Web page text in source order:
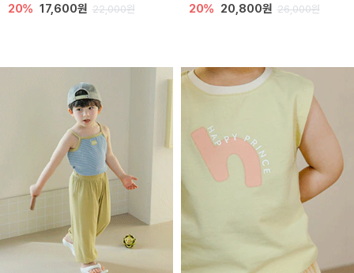
20% 17,600원 22,000원 20% 20,800원 26,000원